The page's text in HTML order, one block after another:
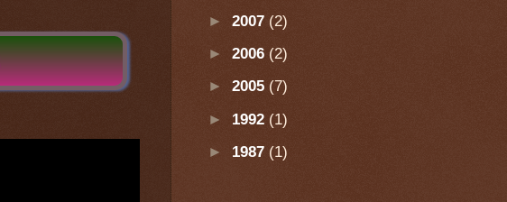
► 2007 (2)
► 2006 (2)
► 2005 (7)
► 1992 (1)
► 1987 (1)